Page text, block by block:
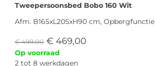
Tweepersoonsbed Bobo 160 Wit
Afm. B165xL205xH90 cm, Opbergfunctie
€499,00 € 469,00
Op voorraad
2 tot 8 werkdagen